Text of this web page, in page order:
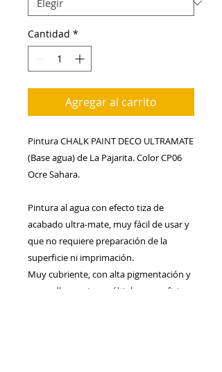
Cantidad *
Agregar al carrito
Pintura CHALK PAINT DECO ULTRAMATE
(Base agua) de La Pajarita. Color CP06
Ocre Sahara.
Pintura al agua con efecto tiza de
acabado ultra-mate, muy fácil de usar y
que no requiere preparación de la
superficie ni imprimación.
Muy cubriente, con alta pigmentación y
gran adherencia a múltiples superficies.